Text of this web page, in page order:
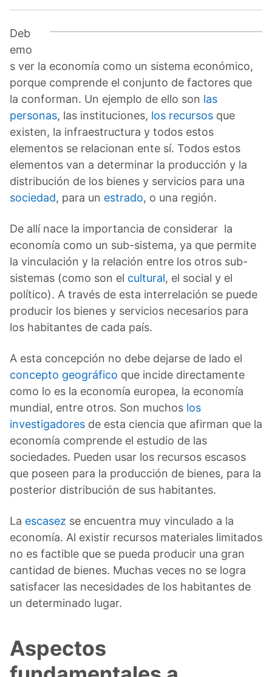
Deb
emo
s ver la economía como un sistema económico,
porque comprende el conjunto de factores que
la conforman. Un ejemplo de ello son las
personas, las instituciones, los recursos que
existen, la infraestructura y todos estos
elementos se relacionan ente sí. Todos estos
elementos van a determinar la producción y la
distribución de los bienes y servicios para una
sociedad, para un estrado, o una región.
De allí nace la importancia de considerar la
economía como un sub-sistema, ya que permite
la vinculación y la relación entre los otros sub-
sistemas (como son el cultural, el social y el
político). A través de esta interrelación se puede
producir los bienes y servicios necesarios para
los habitantes de cada país.
A esta concepción no debe dejarse de lado el
concepto geográfico que incide directamente
como lo es la economía europea, la economía
mundial, entre otros. Son muchos los
investigadores de esta ciencia que afirman que la
economía comprende el estudio de las
sociedades. Pueden usar los recursos escasos
que poseen para la producción de bienes, para la
posterior distribución de sus habitantes.
La escasez se encuentra muy vinculado a la
economía. Al existir recursos materiales limitados
no es factible que se pueda producir una gran
cantidad de bienes. Muchas veces no se logra
satisfacer las necesidades de los habitantes de
un determinado lugar.
Aspectos